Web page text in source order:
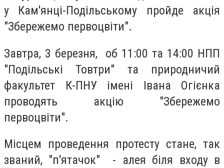
у Кам'янці-Подільському пройде акція
"Збережемо первоцвіти".
Завтра, 3 березня, об 11:00 та 14:00 НПП
"Подільські Товтри" та природничий
факультет К-ПНУ імені Івана Огієнка
проводять акцію "Збережемо
первоцвіти".
Місцем проведення протесту стане, так
званий, "п'ятачок" - алея біля входу в